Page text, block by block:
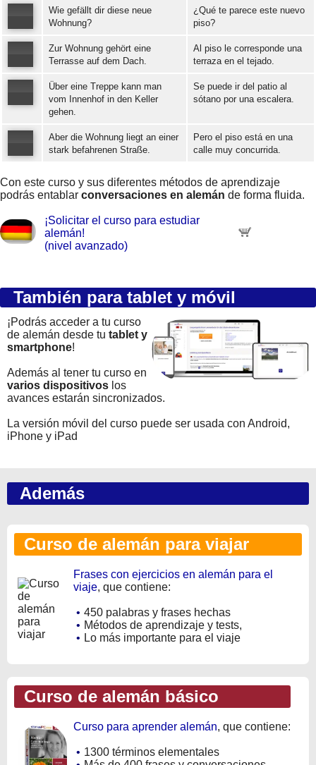
Error loading: "https://www.idiomaspc.com/curso-aprender-aleman-avanzado/audio/4006.mp3"
Wie gefällt dir diese neue
Wohnung?
¿Qué te parece este nuevo
piso?
Zur Wohnung gehört eine
Terrasse auf dem Dach.
Al piso le corresponde una
terraza en el tejado.
Über eine Treppe kann man
vom Innenhof in den Keller
gehen.
Se puede ir del patio al
sótano por una escalera.
Aber die Wohnung liegt an einer
stark befahrenen Straße.
Pero el piso está en una
calle muy concurrida.
Con este curso y sus diferentes métodos de aprendizaje
podrás entablar conversaciones en alemán de forma fluida.
¡Solicitar el curso para estudiar
alemán!
(nivel avanzado)
También para tablet y móvil
¡Podrás acceder a tu curso
de alemán desde tu tablet y
smartphone!
Además al tener tu curso en
varios dispositivos los
avances estarán sincronizados.
La versión móvil del curso puede ser usada con Android,
iPhone y iPad
Además
Curso de alemán para viajar
Frases con ejercicios en alemán para el
viaje, que contiene:
• 450 palabras y frases hechas
• Métodos de aprendizaje y tests,
• Lo más importante para el viaje
Curso de alemán básico
Curso para aprender alemán, que contiene:
• 1300 términos elementales